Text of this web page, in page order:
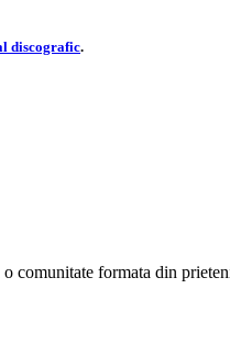
discografic.
comunitate formata din